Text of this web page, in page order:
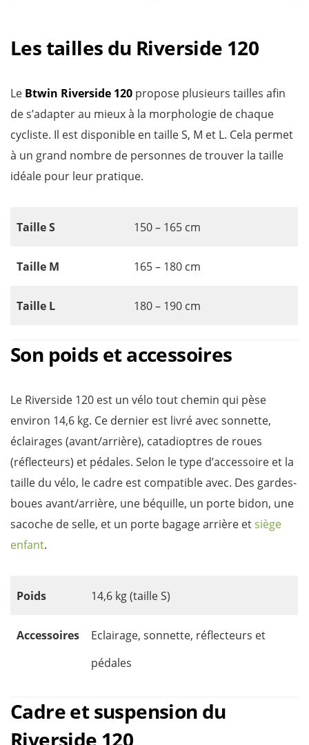
Les tailles du Riverside 120
Le Btwin Riverside 120 propose plusieurs tailles afin
de s’adapter au mieux à la morphologie de chaque
cycliste. Il est disponible en taille S, M et L. Cela permet
à un grand nombre de personnes de trouver la taille
idéale pour leur pratique.
TailleS 150 – 165 cm
Taille M 165 – 180 cm
Taille L 180 – 190 cm
Son poids et accessoires
Le Riverside 120 est un vélo tout chemin qui pèse
environ 14,6 kg. Ce dernier est livré avec sonnette,
éclairages (avant/arrière), catadioptres de roues
(réflecteurs) et pédales. Selon le type d’accessoire et la
taille du vélo, le cadre est compatible avec. Des gardes-
boues avant/arrière, une béquille, un porte bidon, une
sacoche de selle, et un porte bagage arrière etsiège
enfant.
Poids 14,6 kg (taille S)
Accessoires
Eclairage, sonnette, réflecteurs et
pédales
Cadre et suspension du
Riverside 120